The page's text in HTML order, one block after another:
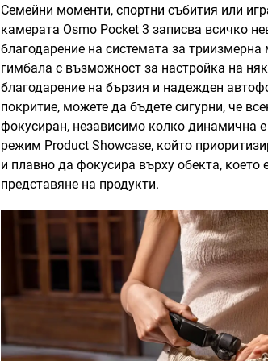
Семейни моменти, спортни събития или
камерата Osmo Pocket 3 записва всичко
благодарение на системата за
гимбала с възможност за настройка на
благодарение на бързия и надежден
покритие, можете да бъдете сигурни, че
фокусиран, независимо колко динамична
режим Product Showcase, който
и плавно да фокусира върху обекта,
представяне на продукти.